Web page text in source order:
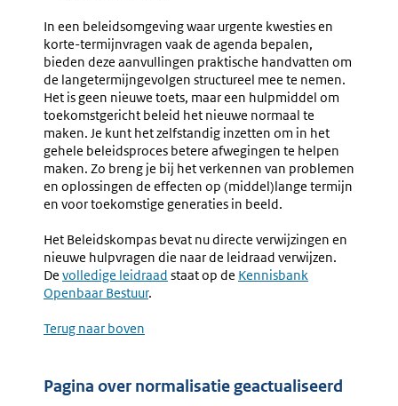
In een beleidsomgeving waar urgente kwesties en
korte-termijnvragen vaak de agenda bepalen,
bieden deze aanvullingen praktische handvatten om
de langetermijngevolgen structureel mee te nemen.
Het is geen nieuwe toets, maar een hulpmiddel om
toekomstgericht beleid het nieuwe normaal te
maken. Je kunt het zelfstandig inzetten om in het
gehele beleidsproces betere afwegingen te helpen
maken. Zo breng je bij het verkennen van problemen
en oplossingen de effecten op (middel)lange termijn
en voor toekomstige generaties in beeld.
Het Beleidskompas bevat nu directe verwijzingen en
nieuwe hulpvragen die naar de leidraad verwijzen.
De Externe
link:
volledige leidraad staat op de Externe
Kennisbank
Openbaar Bestuur.
Terug naar boven
Pagina over normalisatie geactualiseerd